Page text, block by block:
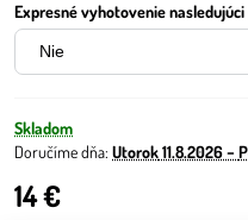
Expresné vyhotovenie nasledujúci
Skladom
Doručíme dňa: Utorok11.8.2026 −
14 €